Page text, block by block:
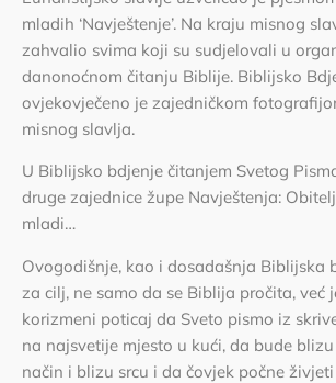
mladih ‘Navještenje’. Na kraju misnog
zahvalio svima koji su sudjelovali u
danonoćnom čitanju Biblije. Biblijsko
ovjekovječeno je zajedničkom
misnog slavlja.
U Biblijsko bdjenje čitanjem Svetog
druge zajednice župe Navještenja:
mladi…
Ovogodišnje, kao i dosadašnja Biblijska
za cilj, ne samo da se Biblija pročita, već
korizmeni poticaj da Sveto pismo iz
na najsvetije mjesto u kući, da bude
način i blizu srcu i da čovjek počne